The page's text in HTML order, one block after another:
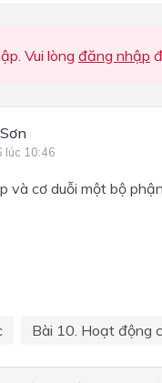
Vui lòng đăng nhập
lúc 10:46
và cơ duỗi một bộ
Bài 10. Hoạt động